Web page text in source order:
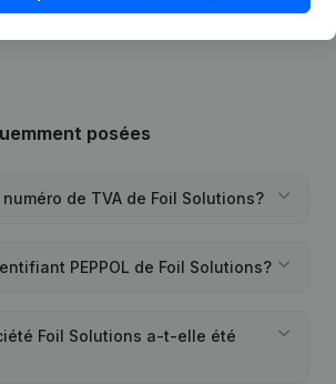
posées
de TVA de Foil Solutions?
PEPPOL de Foil Solutions?
Foil Solutions a-t-elle été